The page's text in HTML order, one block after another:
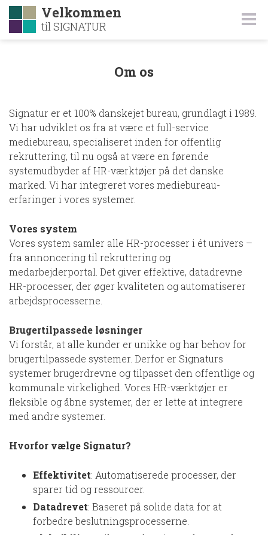
Velkommen
til SIGNATUR
Om os
Signatur er et 100% danskejet bureau, grundlagt i 1989.
Vi har udviklet os fra at være et full-service
mediebureau, specialiseret inden for offentlig
rekruttering, til nu også at være en førende
systemudbyder af HR-værktøjer på det danske
marked. Vi har integreret vores mediebureau-
erfaringer i vores systemer.
Vores system
Vores system samler alle HR-processer i ét univers –
fra annoncering til rekruttering og
medarbejderportal. Det giver effektive, datadrevne
HR-processer, der øger kvaliteten og automatiserer
arbejdsprocesserne.
Brugertilpassede løsninger
Vi forstår, at alle kunder er unikke og har behov for
brugertilpassede systemer. Derfor er Signaturs
systemer brugerdrevne og tilpasset den offentlige og
kommunale virkelighed. Vores HR-værktøjer er
fleksible og åbne systemer, der er lette at integrere
med andre systemer.
Hvorfor vælge Signatur?
Effektivitet: Automatiserede processer, der
sparer tid og ressourcer.
Datadrevet: Baseret på solide data for at
forbedre beslutningsprocesserne.